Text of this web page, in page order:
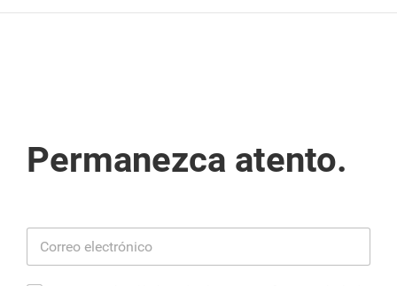
Permanezca atento.
o